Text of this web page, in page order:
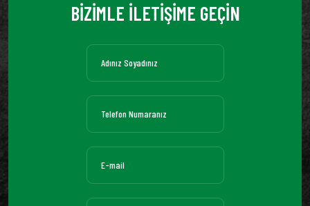
BİZİMLE İLETİŞİME GEÇİN